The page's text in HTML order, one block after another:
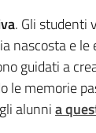
. Gli studenti
nascosta e
guidati a
le memorie
alunnia